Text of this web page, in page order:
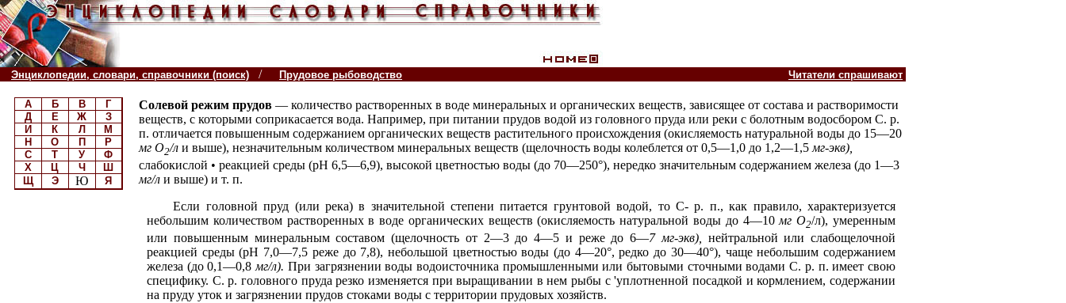
Энциклопедии, словари, справочники (поиск) / Прудовое рыбоводство Читатели спрашивают
А Б В
Г
Д
Е Ж
З
И
К Л
М
Н
О П
Р
С
Т У
Ф
Х
Ц Ч
Ш
Щ
Э Ю Я
Солевой режим прудов — количество растворенных в воде минеральных и органических веществ, зависящее от состава и растворимости
веществ, с которыми соприкасается вода. Например, при питании прудов водой из головного пруда или реки с болотным водосбором С. р.
п. отличается повышенным содержанием органических веществ растительного происхождения (окисляемость натуральной воды до 15—20
мг О2/л и выше), незначительным количеством минеральных веществ (щелочность воды колеблется от 0,5—1,0 до 1,2—1,5 мг-экв),
слабокислой • реакцией среды (рН 6,5—6,9), высокой цветностью воды (до 70—250°), нередко значительным содержанием железа (до 1—3
мг/л и выше) и т. п.
Если головной пруд (или река) в значительной степени питается грунтовой водой, то С- р. п., как правило, характеризуется
небольшим количеством растворенных в воде органических веществ (окисляемость натуральной воды до 4—10 мг O2/л), умеренным
или повышенным минеральным составом (щелочность от 2—3 до 4—5 и реже до 6—7 мг-экв), нейтральной или слабощелочной
реакцией среды (рН 7,0—7,5 реже до 7,8), небольшой цветностью воды (до 4—20°, редко до 30—40°), чаще небольшим содержанием
железа (до 0,1—0,8 мг/л). При загрязнении воды водоисточника промышленными или бытовыми сточными водами С. р. п. имеет свою
специфику. С. р. головного пруда резко изменяется при выращивании в нем рыбы с 'уплотненной посадкой и кормлением, содержании
на пруду уток и загрязнении прудов стоками воды с территории прудовых хозяйств.